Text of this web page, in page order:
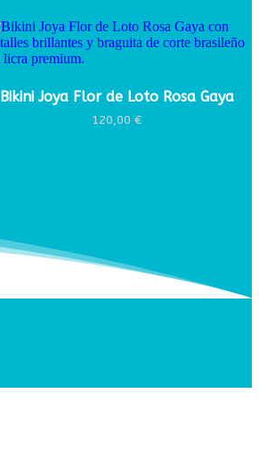
Bikini Joya Flor de Loto Rosa Gaya
120,00€